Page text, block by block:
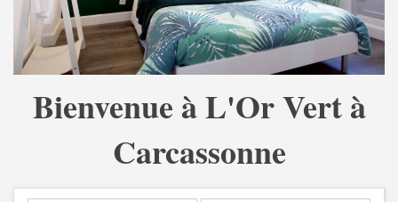
Bienvenue à L'Or Vert à
Carcassonne